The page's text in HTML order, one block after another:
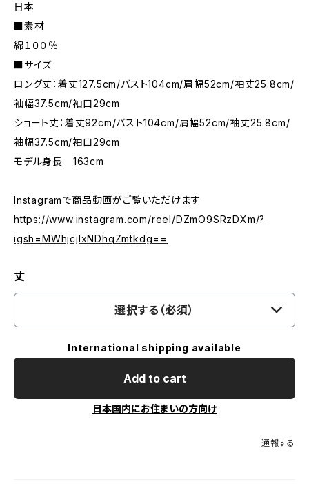
日本
■素材
綿１００％
■サイズ
ロング丈：着丈127.5cm/バスト104cm/肩幅52cm/袖丈25.8cm/
袖幅37.5cm/袖口29cm
ショート丈：着丈92cm/バスト104cm/肩幅52cm/袖丈25.8cm/
袖幅37.5cm/袖口29cm
モデル身長 163cm
Instagramで商品動画がご覧いただけます
https://www.instagram.com/reel/DZmO9SRzDXm/?
igsh=MWhjcjIxNDhqZmtkdg==
丈
選択する（必須）
International shipping available
Add to cart
日本国内にお住まいの方向け
通報する